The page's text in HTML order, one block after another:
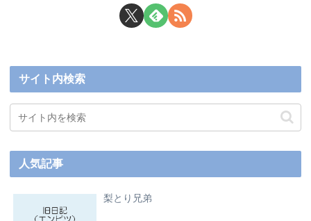
サイト内検索
人気記事
梨とり兄弟